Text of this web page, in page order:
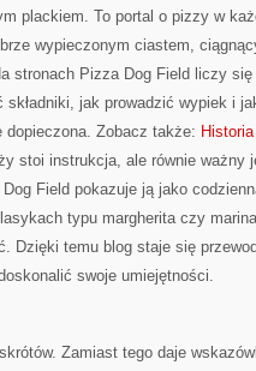
plackiem. To portal o pizzy w
wypieczonym ciastem,
stronach Pizza Dog Field liczy
składniki, jak prowadzić wypiek i
dopieczona. Zobacz także:
stoi instrukcja, ale równie ważny
Field pokazuje ją jako
typu margherita czy
Dzięki temu blog staje się
swoje umiejętności.
Zamiast tego daje